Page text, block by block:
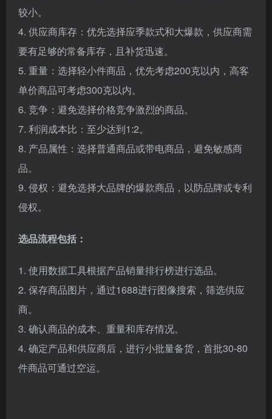
较小。
4. 供应商库存：优先选择应季款式和大爆款，供应商需
要有足够的常备库存，且补货迅速。
5. 重量：选择轻小件商品，优先考虑200克以内，高客
单价商品可考虑300克以内。
6. 竞争：避免选择价格竞争激烈的商品。
7. 利润成本比：至少达到1:2。
8. 产品属性：选择普通商品或带电商品，避免敏感商
品。
9. 侵权：避免选择大品牌的爆款商品，以防品牌或专利
侵权。
选品流程包括：
1. 使用数据工具根据产品销量排行榜进行选品。
2. 保存商品图片，通过1688进行图像搜索，筛选供应
商。
3. 确认商品的成本、重量和库存情况。
4. 确定产品和供应商后，进行小批量备货，首批30-80
件商品可通过空运。